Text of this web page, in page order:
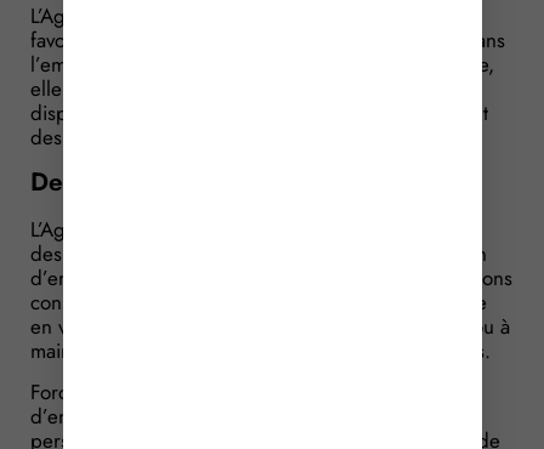
L’Agefiph est une association qui a pour mission de
favoriser l’insertion professionnelle et le maintien dans
l’emploi des personnes handicapées. Dans ce cadre,
elle attribue aux entreprises impliquées dans ce
dispositif des aides pour les encourager. Le montant
des aides a ainsi été réévalué…
Des entreprises moins pénalisées ?
L’Agefiph est habilitée à percevoir des contributions
des entreprises qui ne satisfont pas à leur obligation
d’emploi des travailleurs handicapés. Ces contributions
constituent des ressources que l’association mobilise
en vue d’encourager les entreprises à embaucher ou à
maintenir dans l’emploi des personnes handicapées.
Force est de constater que de plus en plus
d’entreprises s’engagent en faveur de l’emploi des
personnes handicapées, réduisant ainsi le nombre de